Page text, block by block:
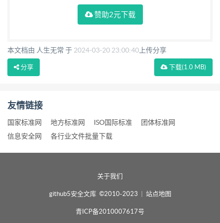
赞助2元下载
本文档由 人生无常 于 2024-03-20 23:00:40 上传分享
下载(1.0 MB)
分享
友情链接
国家标准网 地方标准网 ISO国际标准
团体标准网
信息安全网
各行业文件批量下载
关于我们
github5安全文库 ©2010-2023 站点地图
青ICP备2010007617号